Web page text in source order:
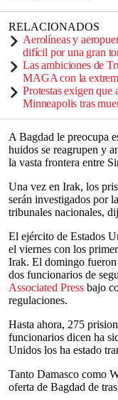
RELACIONADOS
Aerolíneas y
difícil por una gran
Las ambiciones de
MAGA con la
Protestas exigen que
Minneapolis tras
A Bagdad le preocupa
huidos se reagrupen y
la vasta frontera entre
Una vez en Irak, los
serán investigados por
tribunales nacionales,
El ejército de Estados
el viernes con los
Irak. El domingo fueron
dos funcionarios de
Associated Press bajo
regulaciones.
Hasta ahora, 275
funcionarios dicen ha
Unidos los ha estado
Tanto Damasco como
oferta de Bagdad de